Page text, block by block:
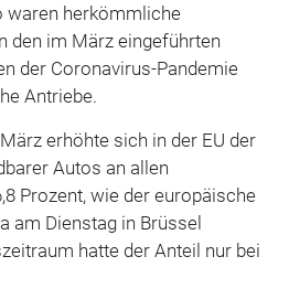
waren herkömmliche
den im März eingeführten
der Coronavirus-Pandemie
Antriebe.
erhöhte sich in der EU der
Autos an allen
Prozent, wie der europäische
am Dienstag in Brüssel
hatte der Anteil nur bei